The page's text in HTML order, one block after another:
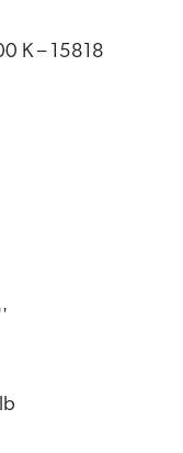
K – 15818